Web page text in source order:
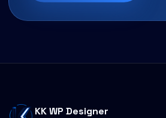
KK WP Designer